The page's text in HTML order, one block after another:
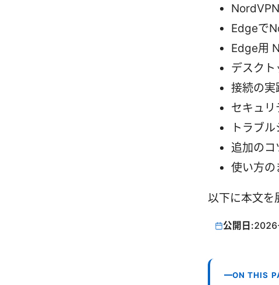
Edgeで
Edge用
デスク
接続の実
セキュリ
トラブ
追加のコ
使い方の
以下に本文を
公開日:
ON THIS